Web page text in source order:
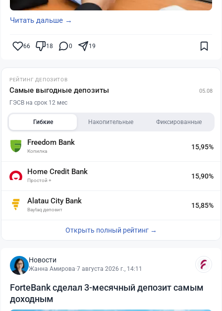
Читать дальше →
66 18 0 19
РЕЙТИНГ ДЕПОЗИТОВ
Самые выгодные депозиты 05.08
ГЭСВ на срок 12 мес
Гибкие Накопительные Фиксированные
Freedom Bank
Копилка
15,95%
Home Credit Bank
Простой +
15,90%
Alatau City Bank
Baytaq депозит
15,85%
Открыть полный рейтинг →
Новости
Жанна Амирова·7 августа 2026 г., 14:11
ForteBank сделал 3-месячный депозит самым
доходным